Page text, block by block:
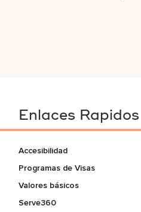
Enlaces Rapidos
Accesibilidad
Programas de Visas
Valores básicos
Serve360